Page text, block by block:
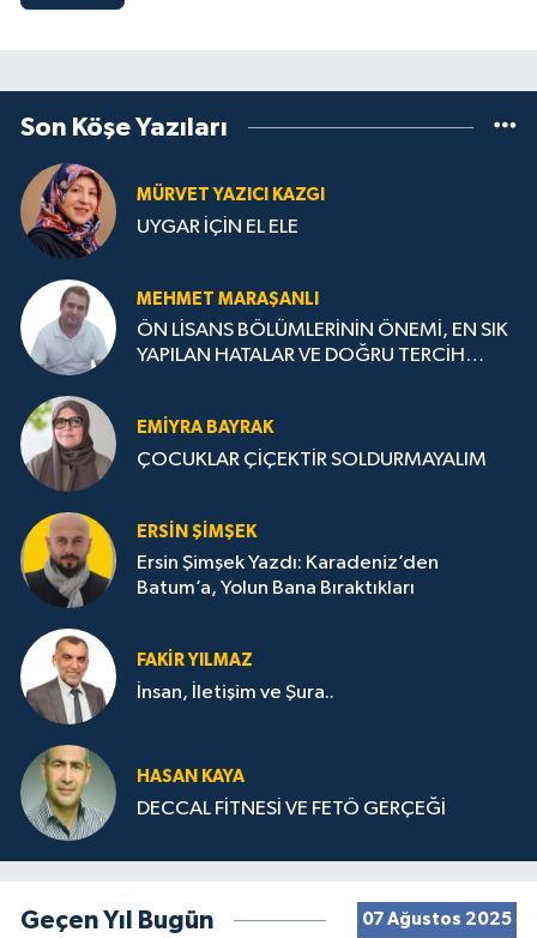
Son Köşe Yazıları
MÜRVET YAZICI KAZGI
UYGAR İÇİN EL ELE
MEHMET MARAŞANLI
ÖN LİSANS BÖLÜMLERİNİN ÖNEMİ, EN SIK
YAPILAN HATALAR VE DOĞRU TERCİH
EMIYRA BAYRAK
ÇOCUKLAR ÇİÇEKTİR SOLDURMAYALIM
ERSIN ŞIMŞEK
Ersin Şimşek Yazdı: Karadeniz’den
Batum’a, Yolun Bana Bıraktıkları
FAKIR YILMAZ
İnsan, İletişim ve Şura..
HASAN KAYA
DECCAL FİTNESİ VE FETÖ GERÇEĞİ
Geçen Yıl Bugün 07 Ağustos 2025